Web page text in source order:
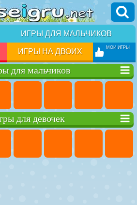
ИГРЫ ДЛЯ МАЛЬЧИКОВ
ИГРЫ НА ДВОИХ МОИ ИГРЫ
для мальчиков
для девочек